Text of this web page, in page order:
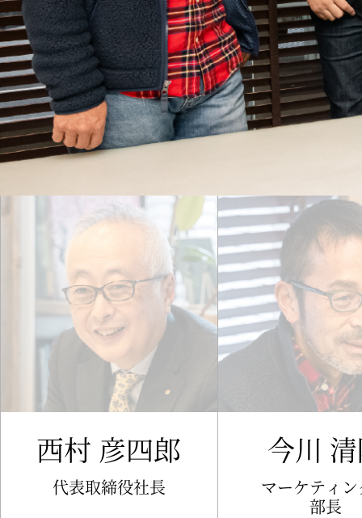
西村 彦四郎
代表取締役社長
今川
マーケティ
部長